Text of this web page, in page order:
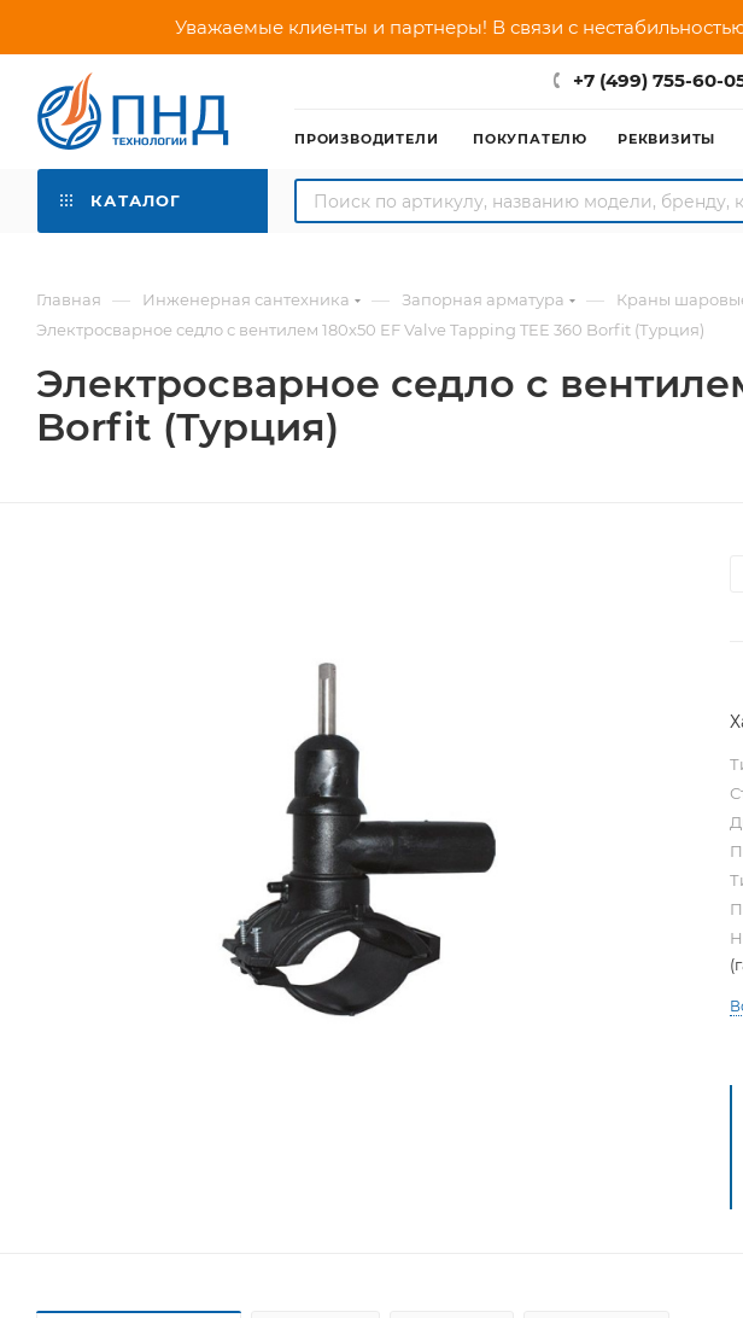
Уважаемые клиенты и партнеры! В связи с
+7 (499) 755-60-
ПРОИЗВОДИТЕЛИ ПОКУПАТЕЛЮ РЕКВИЗИТЫ
КАТАЛОГ
Главная — Инженерная сантехника — Запорная арматура — Краны
Электросварное седло с вентилем 180х50 EF Valve Tapping TEE 360 Borfit (Турция)
Электросварное седло с
Borfit (Турция)